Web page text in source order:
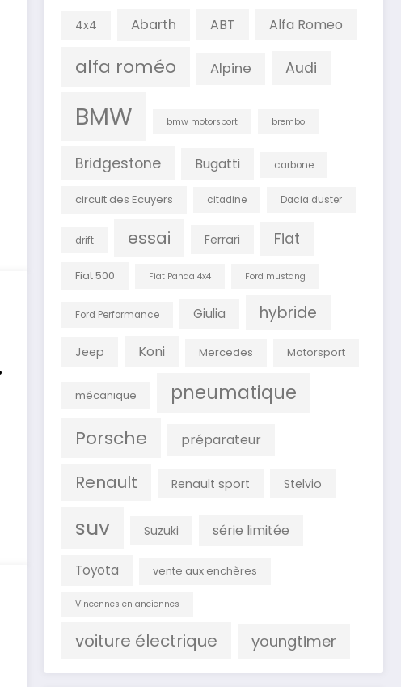
4x4 Abarth ABT Alfa Romeo
alfa roméo Alpine Audi
BMW bmw motorsport brembo
Bridgestone Bugatti carbone
circuit des Ecuyers citadine Dacia duster
drift essai Ferrari Fiat
Fiat 500 Fiat Panda 4x4 Ford mustang
Ford Performance Giulia hybride
Jeep Koni Mercedes Motorsport
mécanique pneumatique
Porsche préparateur
Renault Renault sport Stelvio
suv Suzuki série limitée
Toyota vente aux enchères
Vincennes en anciennes
voiture électrique youngtimer